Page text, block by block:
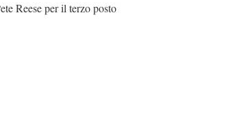
Reese per il terzo posto